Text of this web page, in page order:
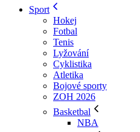
Sport
Hokej
Fotbal
Tenis
Lyžování
Cyklistika
Atletika
Bojové sporty
ZOH 2026
Basketbal
NBA